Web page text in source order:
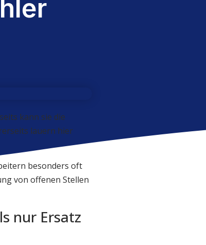
kann sie die
lauern hier
besonders oft
von offenen Stellen
nur Ersatz